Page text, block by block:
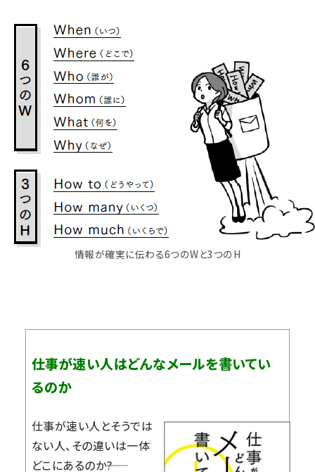
情報が確実に伝わる6つのWと3つのH
仕事が速い人はどんなメールを書いてい
るのか
仕事が速い人とそうでは
ない人、その違いは一体
どこにあるのか――?